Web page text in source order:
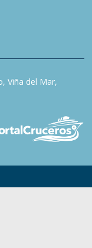
Viña del Mar,